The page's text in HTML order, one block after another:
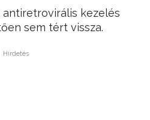
antiretrovirális kezelés
sem tért vissza.
Hirdetés